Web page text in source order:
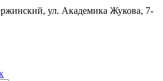
ул. Академика Жукова, 7-